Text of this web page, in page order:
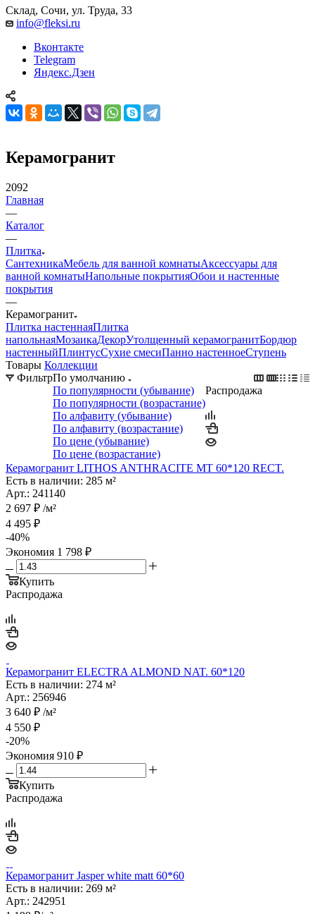
Склад, Сочи, ул. Труда, 33
info@fleksi.ru
Вконтакте
Telegram
Яндекс.Дзен
Керамогранит
2092
Главная
—
Каталог
—
Плитка
СантехникаМебель для ванной комнатыАксессуары для
ванной комнатыНапольные покрытияОбои и настенные
покрытия
—
Керамогранит
Плитка настеннаяПлитка
напольнаяМозаикаДекорУтолщенный керамогранитБордюр
настенныйПлинтусСухие смесиПанно настенноеСтупень
Товары Коллекции
ФильтрПо умолчанию
По популярности (убывание)
По популярности (возрастание)
По алфавиту (убывание)
По алфавиту (возрастание)
По цене (убывание)
По цене (возрастание)
Распродажа
Керамогранит LITHOS ANTHRACITE MT 60*120 RECT.
Есть в наличии: 285 м²
Арт.: 241140
2 697 ₽ /м²
4 495 ₽
-40%
Экономия 1 798 ₽
Купить
Распродажа
Керамогранит ELECTRA ALMOND NAT. 60*120
Есть в наличии: 274 м²
Арт.: 256946
3 640 ₽ /м²
4 550 ₽
-20%
Экономия 910 ₽
Купить
Распродажа
Керамогранит Jasper white matt 60*60
Есть в наличии: 269 м²
Арт.: 242951